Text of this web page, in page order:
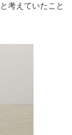
考えていたこと